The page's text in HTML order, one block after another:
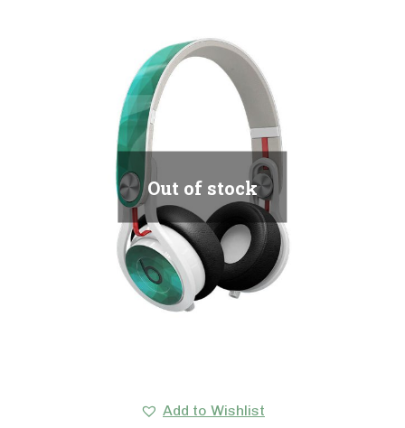
Out of stock
Add to Wishlist